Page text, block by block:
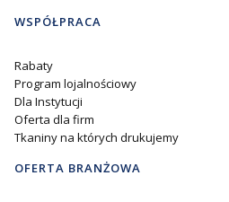
WSPÓŁPRACA
Rabaty
Program lojalnościowy
Dla Instytucji
Oferta dla firm
Tkaniny na których drukujemy
OFERTA BRANŻOWA